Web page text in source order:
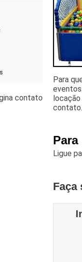
Para
Ligue
Faça